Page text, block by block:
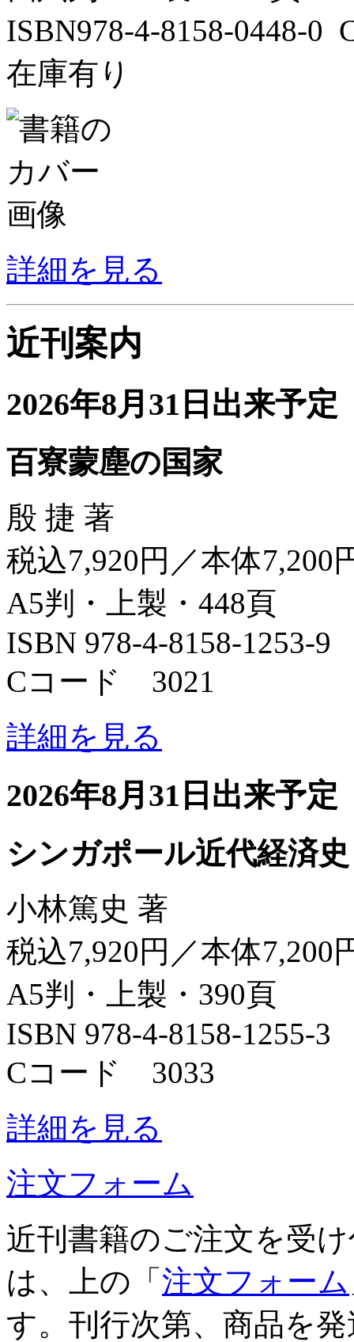
ISBN978-4-8158-0448-0
在庫有り
詳細を見る
近刊案内
2026年8月31日出来予定
百寮蒙塵の国家
殷 捷 著
税込7,920円／本体7,200
A5判・上製・448頁
ISBN 978-4-8158-1253-9
Cコード 3021
詳細を見る
2026年8月31日出来予定
シンガポール近代経済史
小林篤史 著
税込7,920円／本体7,200
A5判・上製・390頁
ISBN 978-4-8158-1255-3
Cコード 3033
詳細を見る
注文フォーム
近刊書籍のご注文を受
は、上の「 注文フォーム
す。刊行次第、商品を